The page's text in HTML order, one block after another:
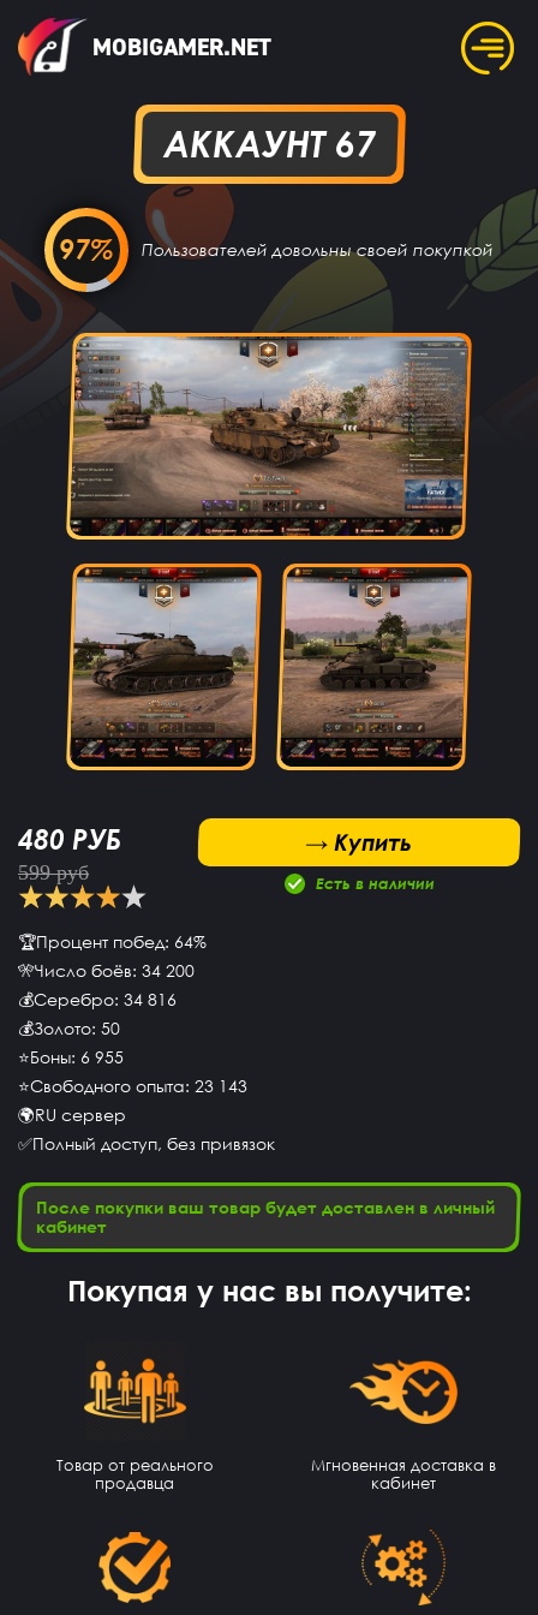
MOBIGAMER.NET
АККАУНТ 67
97% Пользователей довольны своей покупкой
480 РУБ
599 руб
→ Купить
Купить
Есть в наличии
🏆Процент побед: 64%
🎌Число боёв: 34 200
💰Серебро: 34 816
💰Золото: 50
⭐Боны: 6 955
⭐Свободного опыта: 23 143
🌍RU сервер
✅Полный доступ, без привязок
После покупки ваш товар будет доставлен в личный
кабинет
Покупая у нас вы получите:
Товар от реального
продавца
Мгновенная доставка в
кабинет
Геннадий Быков
да покупайй
14 часов назад
Как ввести купленный аккаунт stand-off 2
13 часов назад